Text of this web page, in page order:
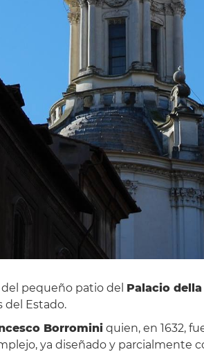
pequeño patio del Palacio della
del Estado.
Borrominiquien, en 1632,
ya diseñado y parcialmente